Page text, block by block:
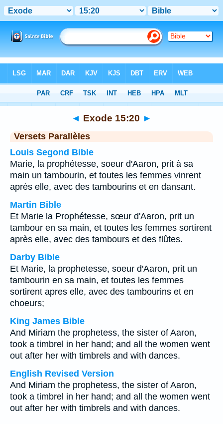
Chapitre 15> Verset 20
◄ Exode 15:20 ►
Versets Parallèles
Louis Segond Bible
Marie, la prophétesse, soeur d'Aaron, prit à sa
main un tambourin, et toutes les femmes vinrent
après elle, avec des tambourins et en dansant.
Martin Bible
Et Marie la Prophétesse, sœur d'Aaron, prit un
tambour en sa main, et toutes les femmes sortirent
après elle, avec des tambours et des flûtes.
Darby Bible
Et Marie, la prophetesse, soeur d'Aaron, prit un
tambourin en sa main, et toutes les femmes
sortirent apres elle, avec des tambourins et en
choeurs;
King James Bible
And Miriam the prophetess, the sister of Aaron,
took a timbrel in her hand; and all the women went
out after her with timbrels and with dances.
English Revised Version
And Miriam the prophetess, the sister of Aaron,
took a timbrel in her hand; and all the women went
out after her with timbrels and with dances.